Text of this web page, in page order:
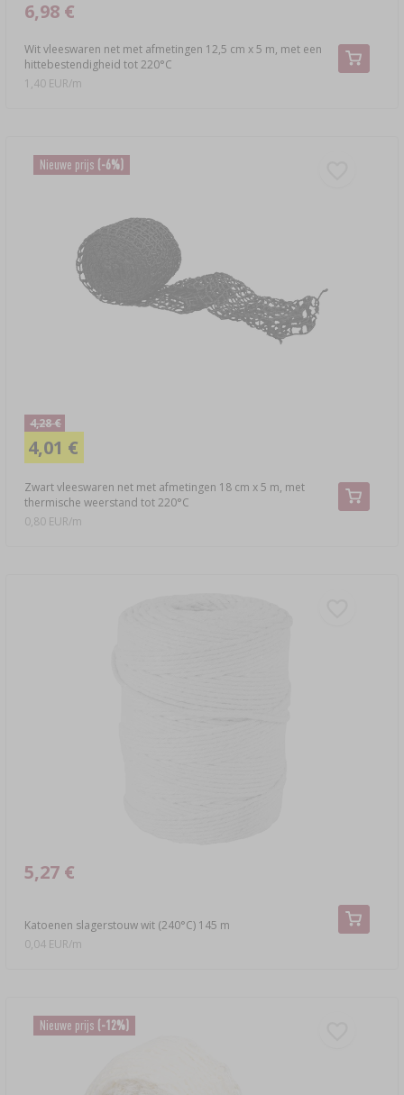
Wit vleeswaren net met afmetingen 12,5 cm x 5 m, met een
hittebestendigheid tot 220°C
6,98 €
1,40 EUR/m
Nieuwe prijs (-6%)
Zwart vleeswaren net met afmetingen 18 cm x 5 m, met
thermische weerstand tot 220°C
4,28 €
4,01 €
0,80 EUR/m
Katoenen slagerstouw wit (240°C) 145 m
5,27 €
0,04 EUR/m
Nieuwe prijs (-12%)